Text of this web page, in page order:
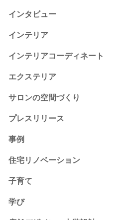
インタビュー
インテリア
インテリアコーディネート
エクステリア
サロンの空間づくり
プレスリリース
事例
住宅リノベーション
子育て
学び